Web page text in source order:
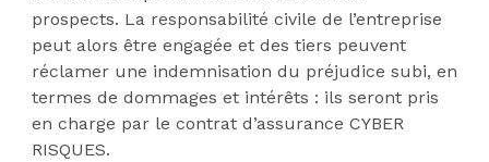
prospects. La responsabilité civile de l’entreprise
peut alors être engagée et des tiers peuvent
réclamer une indemnisation du préjudice subi, en
termes de dommages et intérêts : ils seront pris
en charge par le contrat d’assurance CYBER
RISQUES.